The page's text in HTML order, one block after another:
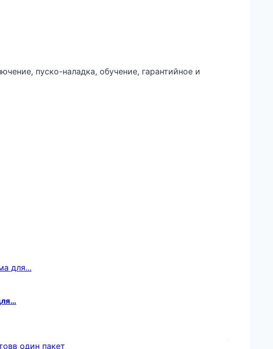
пуско-наладка, обучение, гарантийное и